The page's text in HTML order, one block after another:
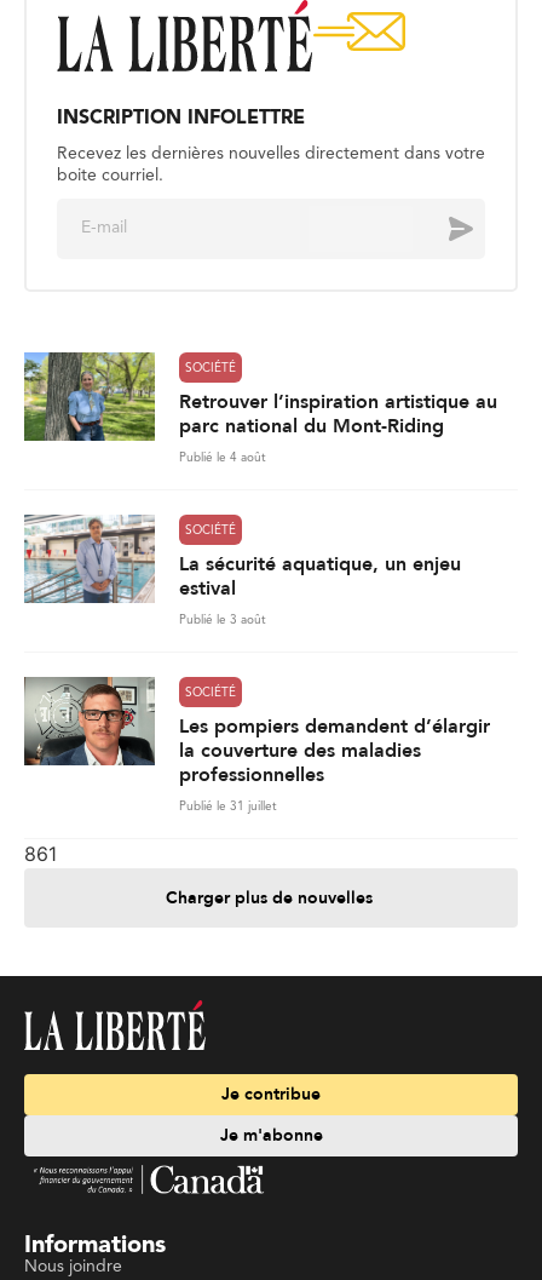
INSCRIPTION INFOLETTRE
Recevez les dernières nouvelles directement dans votre
boite courriel.
Envoyer
SOCIÉTÉ
Retrouver l’inspiration artistique au
parc national du Mont-Riding
Publié le 4 août
SOCIÉTÉ
La sécurité aquatique, un enjeu
estival
Publié le 3 août
SOCIÉTÉ
Les pompiers demandent d’élargir
la couverture des maladies
professionnelles
Publié le 31 juillet
861
Charger plus de nouvelles
Je contribue
Je m'abonne
Informations
Nous joindre